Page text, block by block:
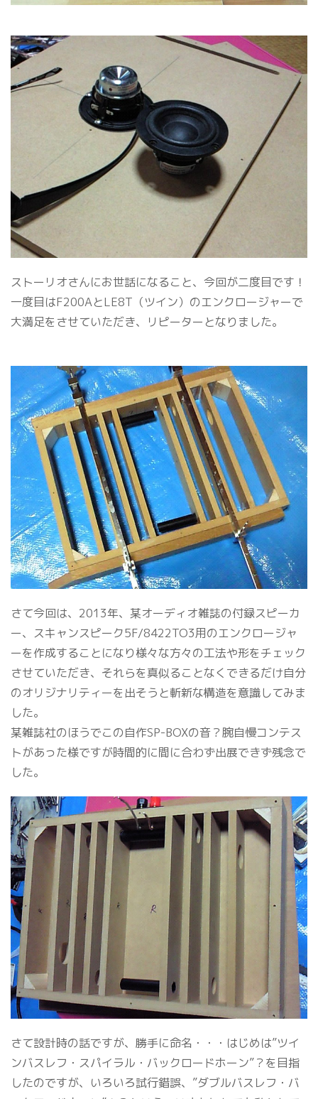
ストーリオさんにお世話になること、今回が二度目です！
一度目はF200AとLE8T（ツイン）のエンクロージャーで
大満足をさせていただき、リピーターとなりました。
さて今回は、2013年、某オーディオ雑誌の付録スピーカ
ー、スキャンスピーク5F/8422TO3用のエンクロージャ
ーを作成することになり様々な方々の工法や形をチェック
させていただき、それらを真似ることなくできるだけ自分
のオリジナリティーを出そうと斬新な構造を意識してみま
した。
某雑誌社のほうでこの自作SP-BOXの音？腕自慢コンテス
トがあった様ですが時間的に間に合わず出展できず残念で
した。
さて設計時の話ですが、勝手に命名・・・はじめは”ツイ
ンバスレフ・スパイラル・バックロードホーン”？を目指
したのですが、いろいろ試行錯誤、”ダブルバスレフ・バ